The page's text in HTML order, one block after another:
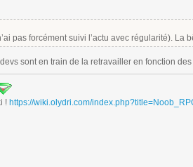
pas forcément suivi l’actu avec régularité). La
sont en train de la retravailler en fonction
! https://wiki.olydri.com/